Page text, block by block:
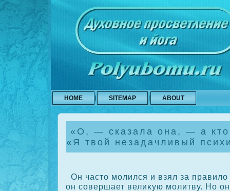
HOME SITEMAP ABOUT
«О, — сказала она, — а кто
«Я твой незадачливый
Он часто молился и взял за правило
он сοвершает велиκую молитву. Но